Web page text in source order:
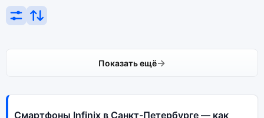
Показать ещё
Смартфоны Infinix в Санкт-Петербурге — как